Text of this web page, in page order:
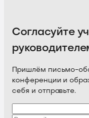
Согласуйте
Пришлём письмо-
конференции и
себя и отправьте.